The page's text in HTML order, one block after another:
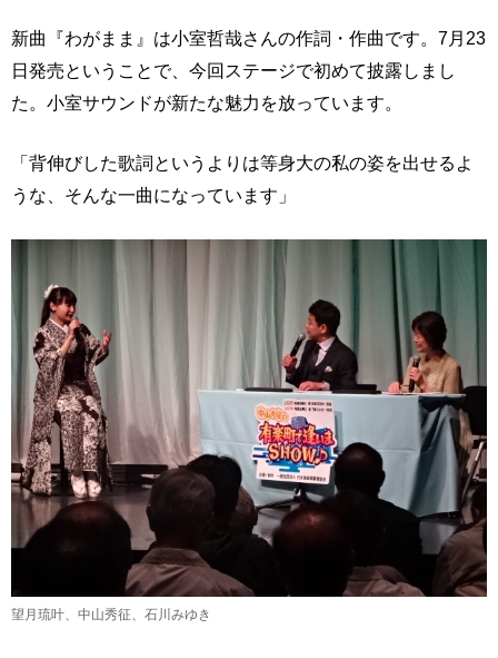
新曲『わがまま』は小室哲哉さんの作詞・作曲です。7月23
日発売ということで、今回ステージで初めて披露しまし
た。小室サウンドが新たな魅力を放っています。
「背伸びした歌詞というよりは等身大の私の姿を出せるよ
うな、そんな一曲になっています」
望月琉叶、中山秀征、石川みゆき